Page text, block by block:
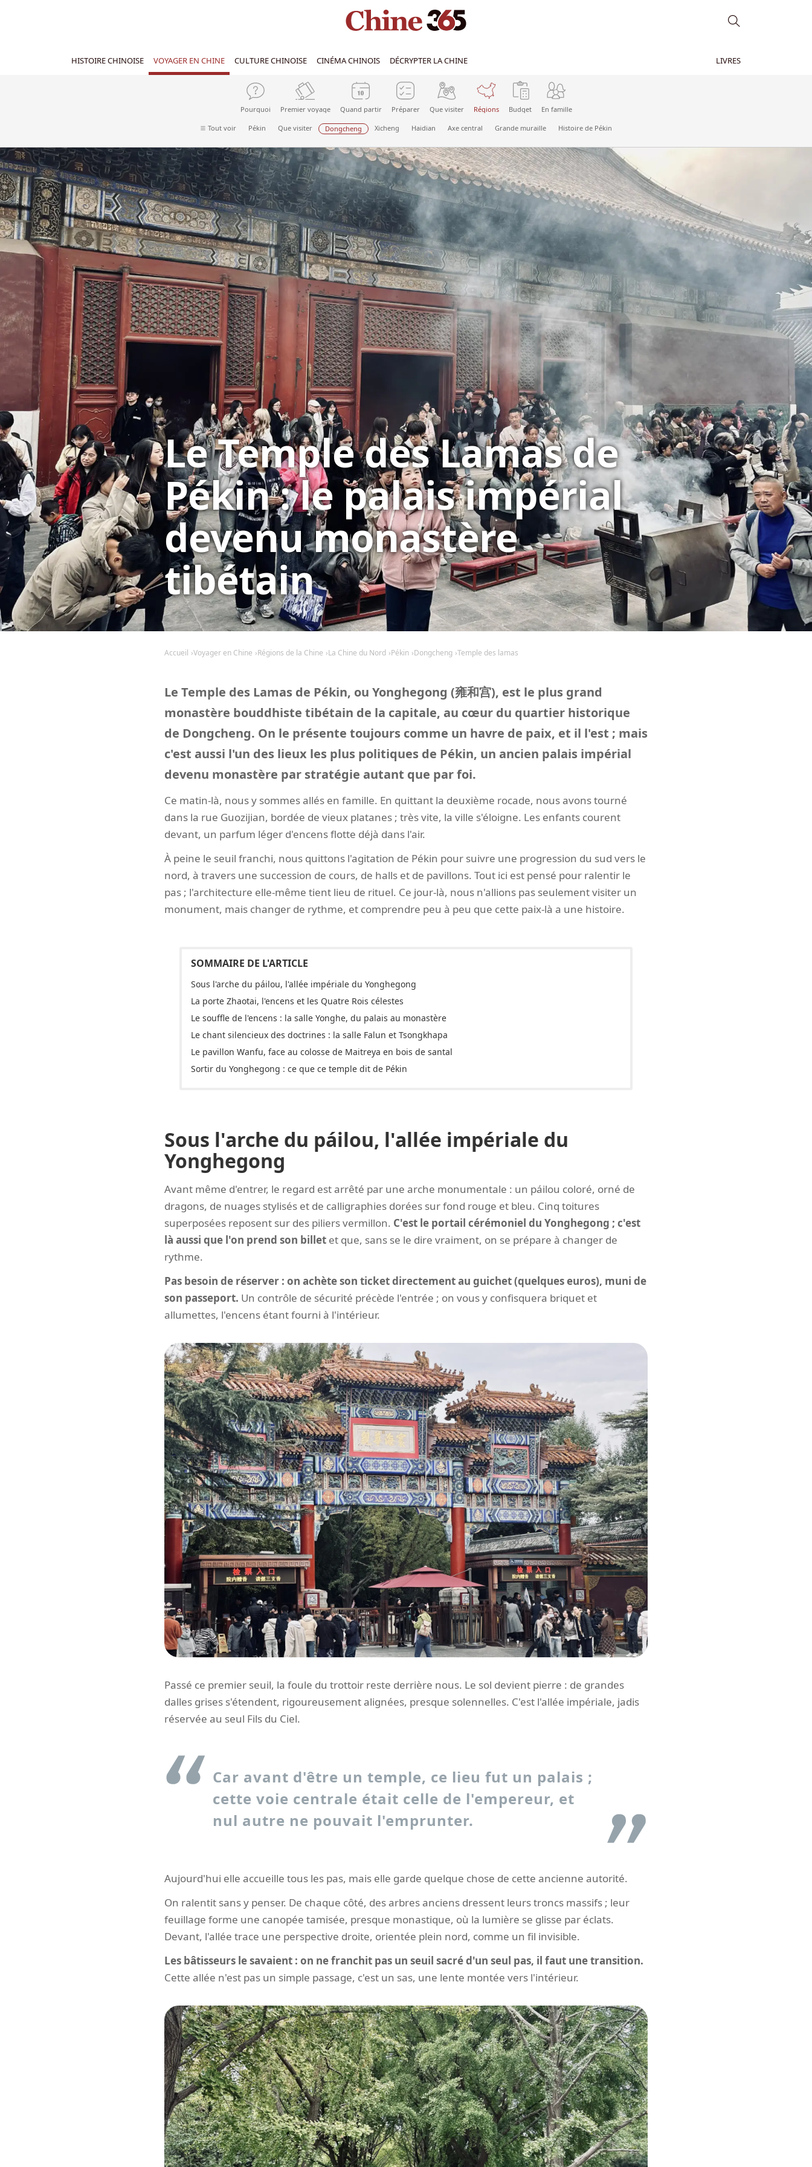
HISTOIRE CHINOISE VOYAGER EN CHINE CULTURE CHINOISE CINÉMA CHINOIS DÉCRYPTER LA CHINE LIVRES
Pourquoi Premier voyage Quand partir Préparer Que visiter Régions Budget En famille
Tout voir Pékin Que visiter Dongcheng Xicheng Haidian Axe central Grande muraille Histoire de Pékin
Le Temple des Lamas de
Pékin : le palais impérial
devenu monastère
tibétain
Accueil Voyager en Chine Régions de la Chine La Chine du Nord Pékin Dongcheng Temple des lamas
Le Temple des Lamas de Pékin, ou Yonghegong (雍和宫), est le plus grand
monastère bouddhiste tibétain de la capitale, au cœur du quartier historique
de Dongcheng. On le présente toujours comme un havre de paix, et il l'est ; mais
c'est aussi l'un des lieux les plus politiques de Pékin, un ancien palais impérial
devenu monastère par stratégie autant que par foi.
Ce matin-là, nous y sommes allés en famille. En quittant la deuxième rocade, nous avons tourné
dans la rue Guozijian, bordée de vieux platanes ; très vite, la ville s'éloigne. Les enfants courent
devant, un parfum léger d'encens flotte déjà dans l'air.
À peine le seuil franchi, nous quittons l'agitation de Pékin pour suivre une progression du sud vers le
nord, à travers une succession de cours, de halls et de pavillons. Tout ici est pensé pour ralentir le
pas ; l'architecture elle-même tient lieu de rituel. Ce jour-là, nous n'allions pas seulement visiter un
monument, mais changer de rythme, et comprendre peu à peu que cette paix-là a une histoire.
Sous l'arche du páilou, l'allée impériale du Yonghegong
La porte Zhaotai, l'encens et les Quatre Rois célestes
Le souffle de l'encens : la salle Yonghe, du palais au monastère
Le chant silencieux des doctrines : la salle Falun et Tsongkhapa
Le pavillon Wanfu, face au colosse de Maitreya en bois de santal
Sortir du Yonghegong : ce que ce temple dit de Pékin
Sous l'arche du páilou, l'allée impériale du
Yonghegong
Avant même d'entrer, le regard est arrêté par une arche monumentale : un páilou coloré, orné de
dragons, de nuages stylisés et de calligraphies dorées sur fond rouge et bleu. Cinq toitures
superposées reposent sur des piliers vermillon. C'est le portail cérémoniel du Yonghegong ; c'est
là aussi que l'on prend son billet et que, sans se le dire vraiment, on se prépare à changer de
rythme.
Pas besoin de réserver : on achète son ticket directement au guichet (quelques euros), muni de
son passeport. Un contrôle de sécurité précède l'entrée ; on vous y confisquera briquet et
allumettes, l'encens étant fourni à l'intérieur.
Passé ce premier seuil, la foule du trottoir reste derrière nous. Le sol devient pierre : de grandes
dalles grises s'étendent, rigoureusement alignées, presque solennelles. C'est l'allée impériale, jadis
réservée au seul Fils du Ciel.
Car avant d'être un temple, ce lieu fut un palais ;
cette voie centrale était celle de l'empereur, et
nul autre ne pouvait l'emprunter.
Aujourd'hui elle accueille tous les pas, mais elle garde quelque chose de cette ancienne autorité.
On ralentit sans y penser. De chaque côté, des arbres anciens dressent leurs troncs massifs ; leur
feuillage forme une canopée tamisée, presque monastique, où la lumière se glisse par éclats.
Devant, l'allée trace une perspective droite, orientée plein nord, comme un fil invisible.
Les bâtisseurs le savaient : on ne franchit pas un seuil sacré d'un seul pas, il faut une transition.
Cette allée n'est pas un simple passage, c'est un sas, une lente montée vers l'intérieur.